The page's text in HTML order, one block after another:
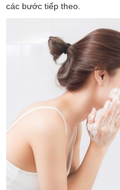
các bước tiếp theo.